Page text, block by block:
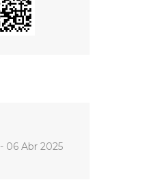
- 06 Abr 2025